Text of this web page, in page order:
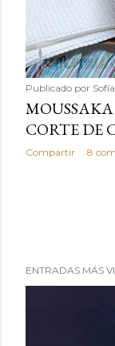
Publicado por
CORTE DE
Compartir 8
ENTRADAS MÁS